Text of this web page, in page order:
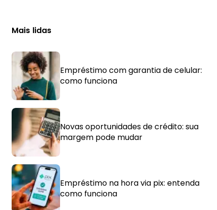
Mais lidas
Empréstimo com garantia de celular:
como funciona
Novas oportunidades de crédito: sua
margem pode mudar
Empréstimo na hora via pix: entenda
como funciona